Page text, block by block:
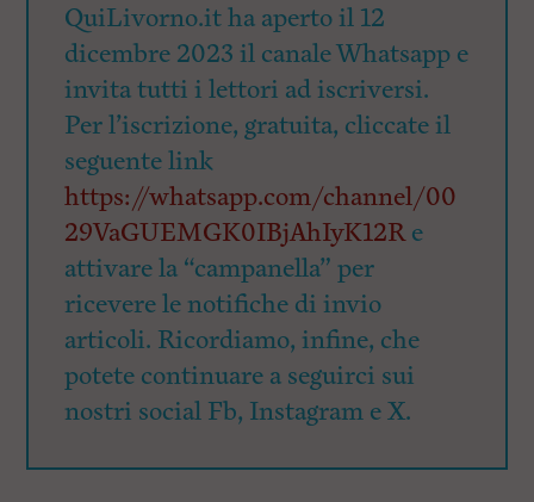
QuiLivorno.it ha aperto il 12
dicembre 2023 il canale Whatsapp e
invita tutti i lettori ad iscriversi.
Per l’iscrizione, gratuita, cliccate il
seguente link
https://whatsapp.com/channel/00
29VaGUEMGK0IBjAhIyK12Re
attivare la “campanella” per
ricevere le notifiche di invio
articoli. Ricordiamo, infine, che
potete continuare a seguirci sui
nostri social Fb, Instagram e X.